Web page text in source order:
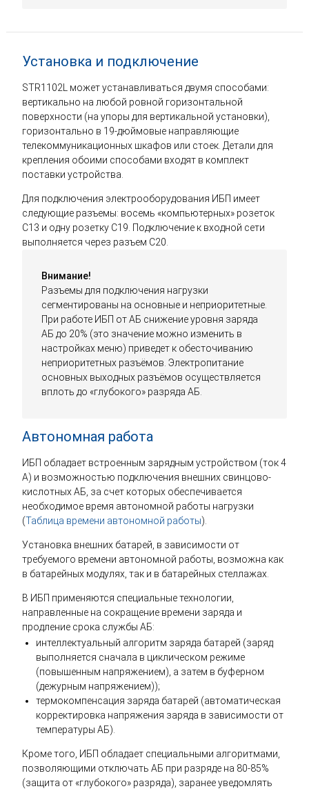
Установка и подключение
STR1102L может устанавливаться двумя способами:
вертикально на любой ровной горизонтальной
поверхности (на упоры для вертикальной установки),
горизонтально в 19-дюймовые направляющие
телекоммуникационных шкафов или стоек. Детали для
крепления обоими способами входят в комплект
поставки устройства.
Для подключения электрооборудования ИБП имеет
следующие разъемы: восемь «компьютерных» розеток
С13 и одну розетку С19. Подключение к входной сети
выполняется через разъем C20.
Внимание!
Разъемы для подключения нагрузки
сегментированы на основные и неприоритетные.
При работе ИБП от АБ снижение уровня заряда
АБ до 20% (это значение можно изменить в
настройках меню) приведет к обесточиванию
неприоритетных разъёмов. Электропитание
основных выходных разъёмов осуществляется
вплоть до «глубокого» разряда АБ.
Автономная работа
ИБП обладает встроенным зарядным устройством (ток 4
А) и возможностью подключения внешних свинцово-
кислотных АБ, за счет которых обеспечивается
необходимое время автономной работы нагрузки
(Таблица времени автономной работы).
Установка внешних батарей, в зависимости от
требуемого времени автономной работы, возможна как
в батарейных модулях, так и в батарейных стеллажах.
В ИБП применяются специальные технологии,
направленные на сокращение времени заряда и
продление срока службы АБ:
интеллектуальный алгоритм заряда батарей (заряд
выполняется сначала в циклическом режиме
(повышенным напряжением), а затем в буферном
(дежурным напряжением));
термокомпенсация заряда батарей (автоматическая
корректировка напряжения заряда в зависимости от
температуры АБ).
Кроме того, ИБП обладает специальными алгоритмами,
позволяющими отключать АБ при разряде на 80-85%
(защита от «глубокого» разряда), заранее уведомлять